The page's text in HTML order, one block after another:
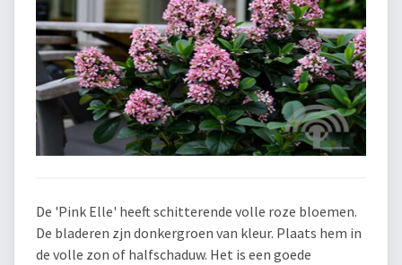
De 'Pink Elle' heeft schitterende volle roze bloemen.
De bladeren zjn donkergroen van kleur. Plaats hem in
de volle zon of halfschaduw. Het is een goede